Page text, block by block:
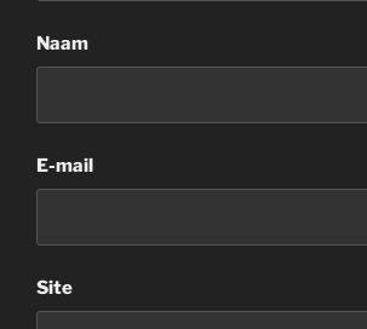
Naam
E-mail
Site